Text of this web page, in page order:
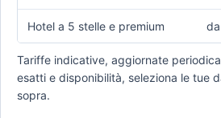
Hotel a 5 stelle e premium
Tariffe indicative, aggiornate
esatti e disponibilità, seleziona le tue
sopra.